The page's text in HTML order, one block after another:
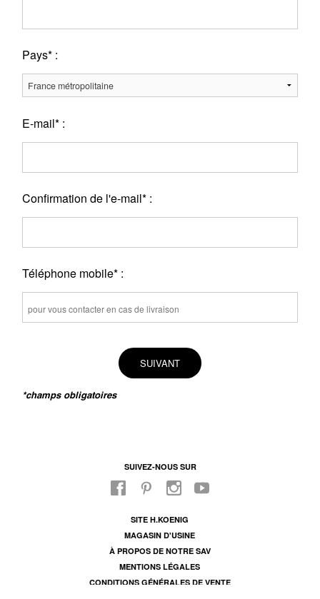
Pays* :
E-mail* :
Confirmation de l'e-mail* :
Téléphone mobile* :
SUIVANT
*champs obligatoires
SUIVEZ-NOUS SUR
SITE H.KOENIG
MAGASIN D'USINE
À PROPOS DE NOTRE SAV
MENTIONS LÉGALES
CONDITIONS GÉNÉRALES DE VENTE